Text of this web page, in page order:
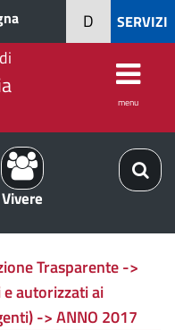
SERVIZI
D
menu
Vivere
Trasparente ->
autorizzati ai
-> ANNO 2017